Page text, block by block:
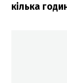
кілька